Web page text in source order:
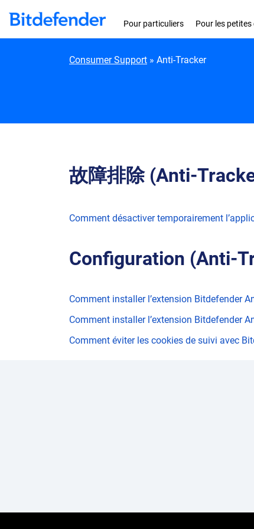
Skip to content
Pour particuliers Pour les
Consumer Support » Anti-Tracker
故障排除 (Anti-
Comment désactiver temporairement
Configuration (Anti-
Comment installer l’extension Bitdefender
Comment installer l’extension Bitdefender
Comment éviter les cookies de suivi avec